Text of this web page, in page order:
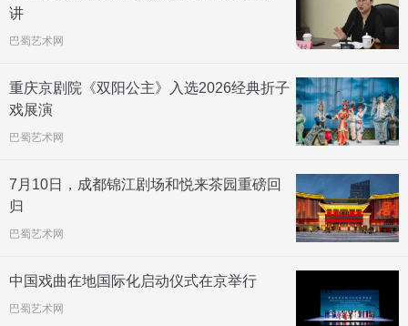
讲
巴蜀艺术网
重庆京剧院《双阳公主》入选2026经典折子
戏展演
巴蜀艺术网
7月10日，成都锦江剧场和悦来茶园重磅回
归
巴蜀艺术网
中国戏曲在地国际化启动仪式在京举行
巴蜀艺术网